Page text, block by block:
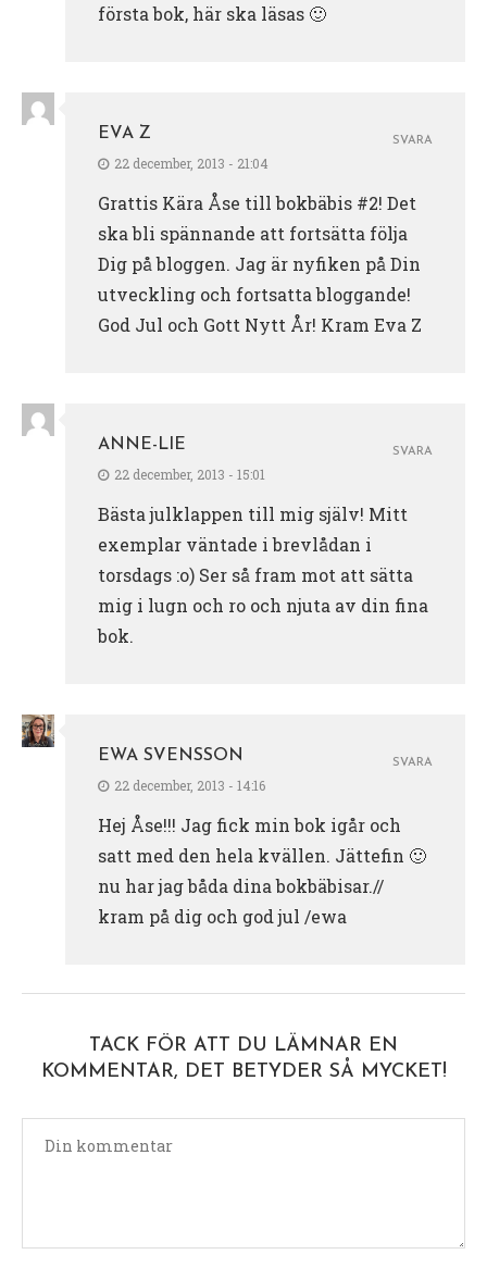
första bok, här ska läsas 🙂
EVA Z
22 december, 2013 - 21:04
Grattis Kära Åse till bokbäbis #2! Det
ska bli spännande att fortsätta följa
Dig på bloggen. Jag är nyfiken på Din
utveckling och fortsatta bloggande!
God Jul och Gott Nytt År! Kram Eva Z
SVARA
ANNE-LIE
22 december, 2013 - 15:01
Bästa julklappen till mig själv! Mitt
exemplar väntade i brevlådan i
torsdags :o) Ser så fram mot att sätta
mig i lugn och ro och njuta av din fina
bok.
SVARA
EWA SVENSSON
22 december, 2013 - 14:16
Hej Åse!!! Jag fick min bok igår och
satt med den hela kvällen. Jättefin 🙂
nu har jag båda dina bokbäbisar.//
kram på dig och god jul /ewa
SVARA
TACK FÖR ATT DU LÄMNAR EN
KOMMENTAR, DET BETYDER SÅ MYCKET!